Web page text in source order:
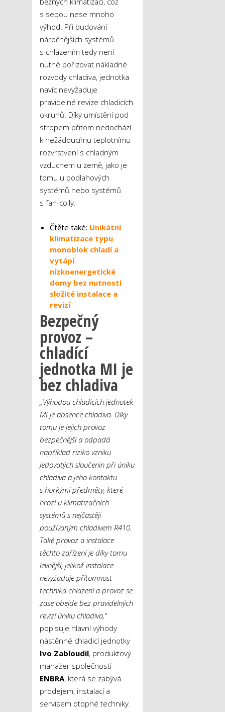
s sebou nese mnoho
výhod. Při budování
náročnějších systémů
s chlazením tedy není
nutné pořizovat nákladné
rozvody chladiva, jednotka
navíc nevyžaduje
pravidelné revize chladicích
okruhů. Díky umístění pod
stropem přitom nedochází
k nežádoucímu teplotnímu
rozvrstvení s chladným
vzduchem u země, jako je
tomu u podlahových
systémů nebo systémů
s fan-coily.
Čtěte také: Unikátní
klimatizace typu
monoblok chladí a
vytápí
nízkoenergetické
domy bez nutnosti
složité instalace a
revizí
Bezpečný
provoz –
chladící
jednotka MI je
bez chladiva
„Výhodou chladicích jednotek
MI je absence chladiva. Díky
tomu je jejich provoz
bezpečnější a odpadá
například riziko vzniku
jedovatých sloučenin při úniku
chladiva a jeho kontaktu
s horkými předměty, které
hrozí u klimatizačních
systémů s nejčastěji
používaným chladivem R410.
Také provoz a instalace
těchto zařízení je díky tomu
levnější, jelikož instalace
nevyžaduje přítomnost
technika chlazení a provoz se
zase obejde bez pravidelných
revizí úniku chladiva,“
popisuje hlavní výhody
nástěnné chladicí jednotky
Ivo Zabloudil, produktový
manažer společnosti
ENBRA, která se zabývá
prodejem, instalací a
servisem otopné techniky.